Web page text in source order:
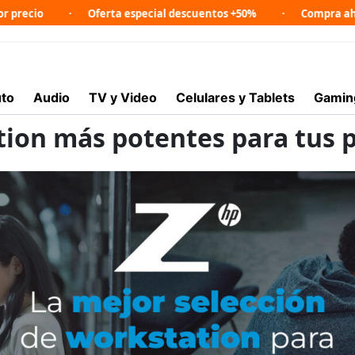
Oferta especial descuentos +50% Compra ahora en
Audio TV y Video Celulares y Tablets
más potentes para tus